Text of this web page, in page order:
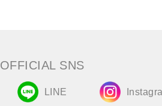
OFFICIAL SNS
LINE